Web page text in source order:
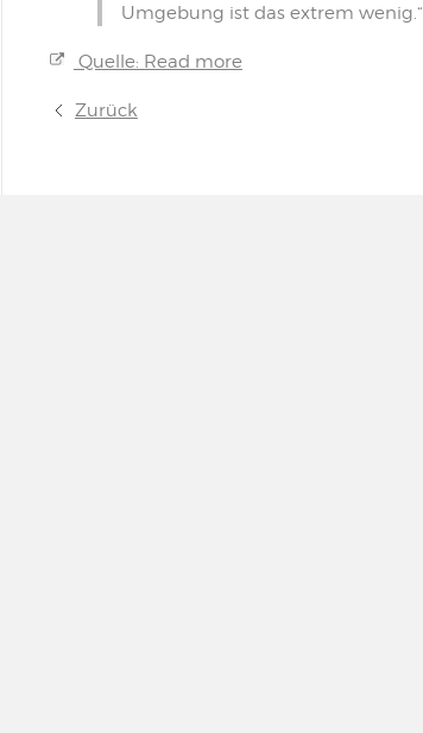
Umgebung ist das extrem wenig.“
Quelle: Read more
Zurück